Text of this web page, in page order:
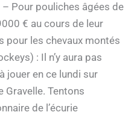
Pour pouliches âgées de
€ au cours de leur
pour les chevaux montés
: Il n’y aura pas
jouer en ce lundi sur
Gravelle. Tentons
de l’écurie